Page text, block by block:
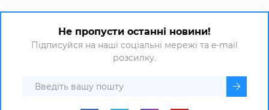
Не пропусти останні новини!
Підписуйся на наші соціальні мережі та e-mail
розсилку.